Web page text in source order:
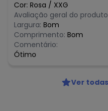
Cor: Rosa / XXG
Avaliação geral do
Largura: Bom
Comprimento: Bom
Comentário:
Ótimo
Ver